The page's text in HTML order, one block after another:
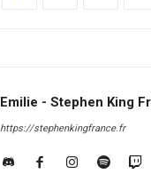
Emilie - Stephen King
https://stephenkingfrance.fr